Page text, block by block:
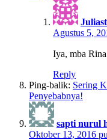
Agustus 5,
Iya, mba
Reply
Ping-balik: Sering
Penyebabnya!
sapti nurul
Oktober 13, 2016